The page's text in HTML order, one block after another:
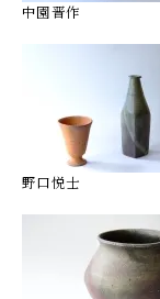
中園晋作
野口悦士